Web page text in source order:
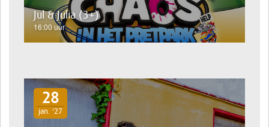
Jul & Julia (3+)
16:00 uur
28
jan. '27